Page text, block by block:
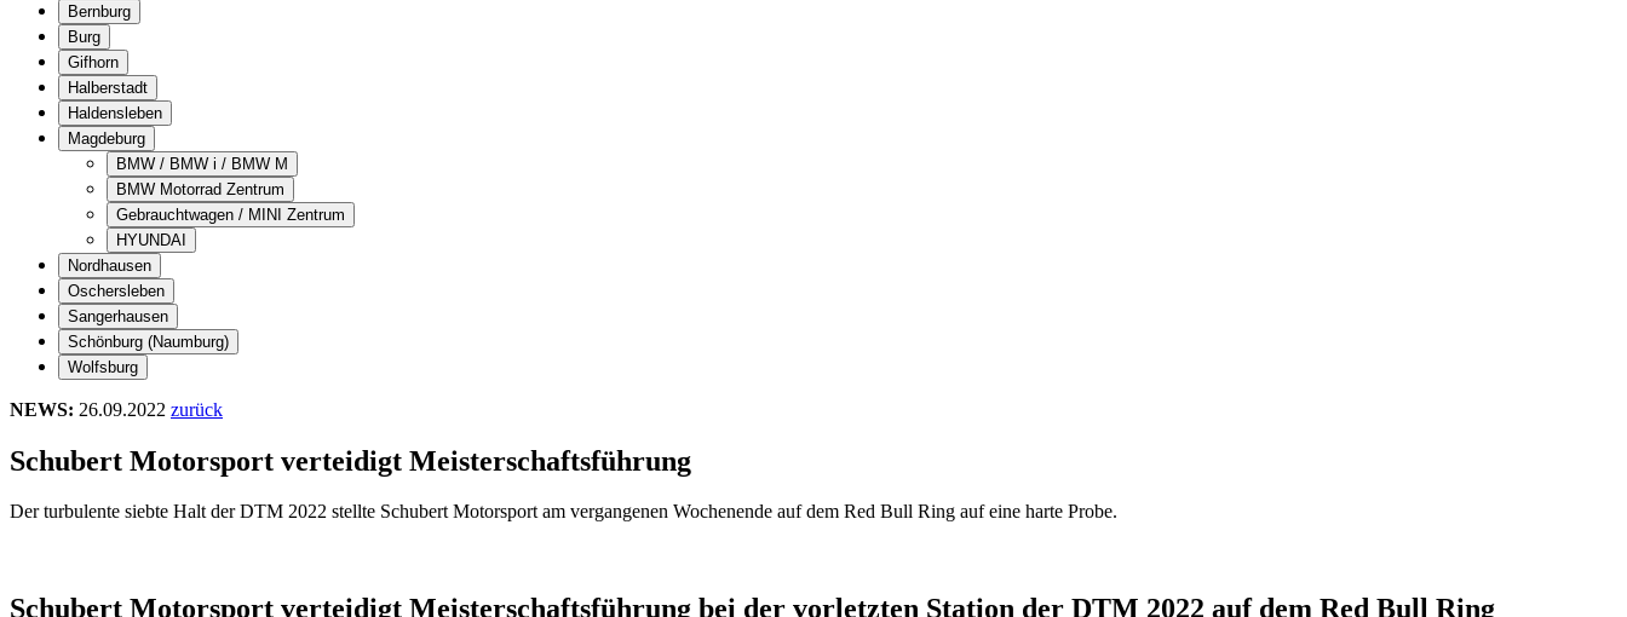
Bernburg
Burg
Gifhorn
Halberstadt
Haldensleben
Magdeburg
BMW / BMW i / BMW M
BMW Motorrad Zentrum
Gebrauchtwagen / MINI Zentrum
HYUNDAI
Nordhausen
Oschersleben
Sangerhausen
Schönburg (Naumburg)
Wolfsburg
NEWS: 26.09.2022 zurück
Schubert Motorsport verteidigt Meisterschaftsführung
Der turbulente siebte Halt der DTM 2022 stellte Schubert Motorsport am vergangenen Wochenende auf dem Red Bull Ring auf eine harte Probe.
Schubert Motorsport verteidigt Meisterschaftsführung bei der vorletzten Station der DTM 2022 auf dem Red Bull Ring